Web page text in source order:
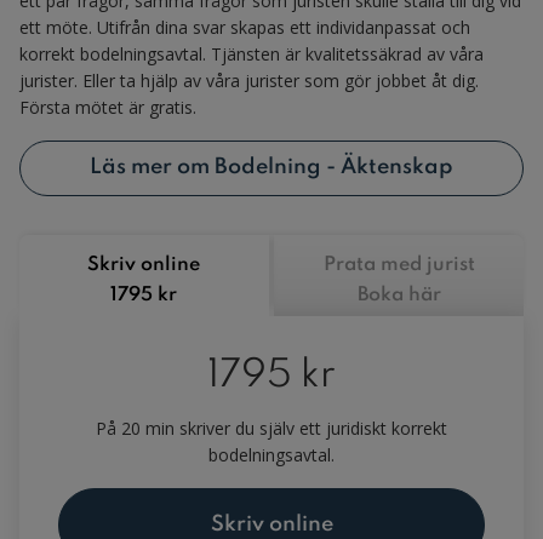
ett möte. Utifrån dina svar skapas ett individanpassat och
korrekt bodelningsavtal. Tjänsten är kvalitetssäkrad av våra
jurister. Eller ta hjälp av våra jurister som gör jobbet åt dig.
Första mötet är gratis.
Läs mer om Bodelning - Äktenskap
Skriv online
1795 kr
Prata med jurist
Boka här
1795 kr
På 20 min skriver du själv ett juridiskt korrekt
bodelningsavtal.
Skriv online